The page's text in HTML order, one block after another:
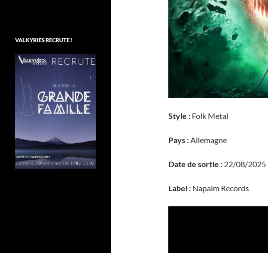
Style : Folk Metal
Pays :Allemagne
Date de sortie : 22/08/2025
Label : Napalm Records
VALKYRIES RECRUTE !